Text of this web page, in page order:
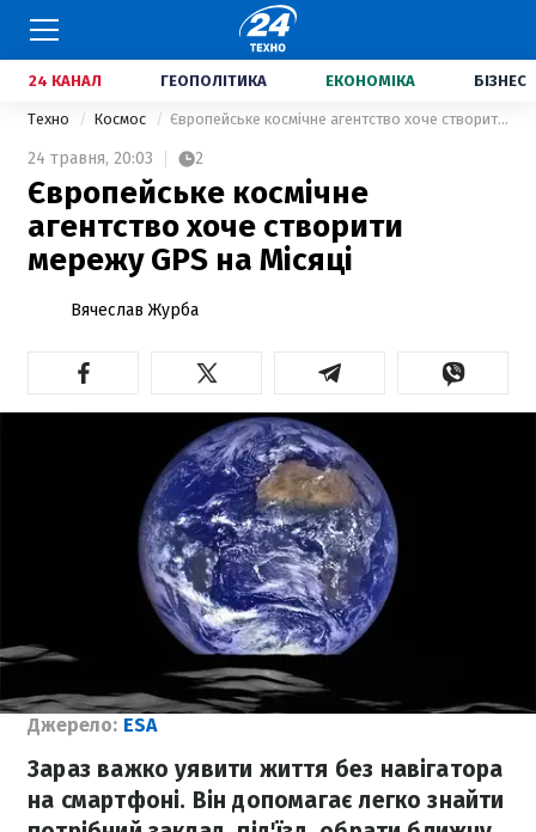
24 КАНАЛ ГЕОПОЛІТИКА ЕКОНОМІКА БІЗНЕС
Техно Космос Європейське космічне агентство хоче створити мережу GPS на Місяці
24 травня, 20:03 2
Європейське космічне
агентство хоче створити
мережу GPS на Місяці
Вячеслав Журба
Джерело: ESA
Зараз важко уявити життя без навігатора
на смартфоні. Він допомагає легко знайти